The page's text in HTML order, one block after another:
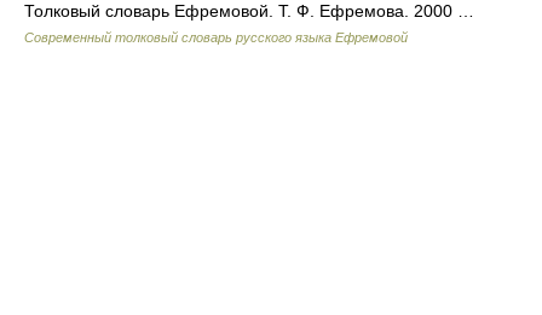
Толковый словарь Ефремовой. Т. Ф. Ефремова. 2000 …
Современный толковый словарь русского языка Ефремовой